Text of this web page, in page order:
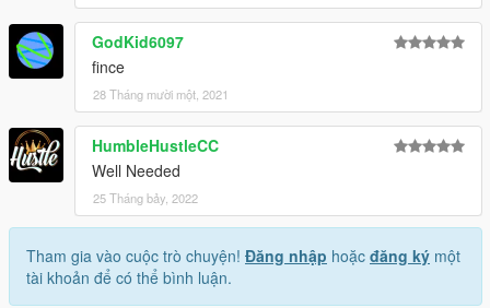
GodKid6097
fince
28 Tháng mười một, 2021
HumbleHustleCC
Well Needed
25 Tháng bảy, 2022
Tham gia vào cuộc trò chuyện! Đăng nhập hoặc đăng ký một
tài khoản để có thể bình luận.